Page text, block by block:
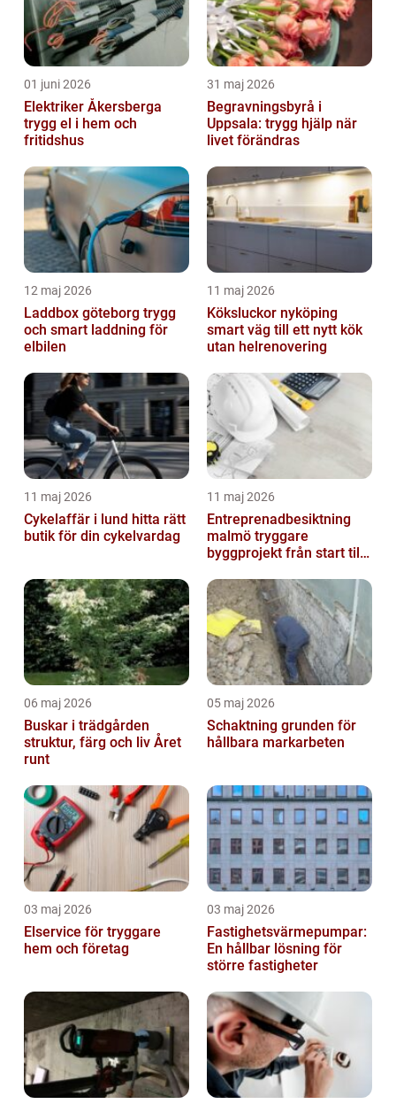
01 juni 2026
Elektriker Åkersberga
trygg el i hem och
fritidshus
31 maj 2026
Begravningsbyrå i
Uppsala: trygg hjälp när
livet förändras
12 maj 2026
Laddbox göteborg trygg
och smart laddning för
elbilen
11 maj 2026
Köksluckor nyköping
smart väg till ett nytt kök
utan helrenovering
11 maj 2026
Cykelaffär i lund hitta rätt
butik för din cykelvardag
11 maj 2026
Entreprenadbesiktning
malmö tryggare
byggprojekt från start till
06 maj 2026
Buskar i trädgården
struktur, färg och liv Året
runt
05 maj 2026
Schaktning grunden för
hållbara markarbeten
03 maj 2026
Elservice för tryggare
hem och företag
03 maj 2026
Fastighetsvärmepumpar:
En hållbar lösning för
större fastigheter